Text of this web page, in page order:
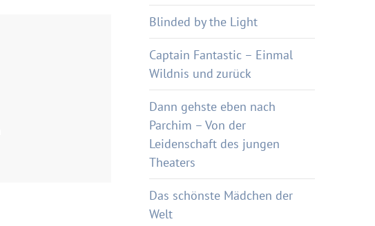
Blinded by the Light
Captain Fantastic – Einmal
Wildnis und zurück
Dann gehste eben nach
Parchim – Von der
Leidenschaft des jungen
Theaters
Das schönste Mädchen der
Welt